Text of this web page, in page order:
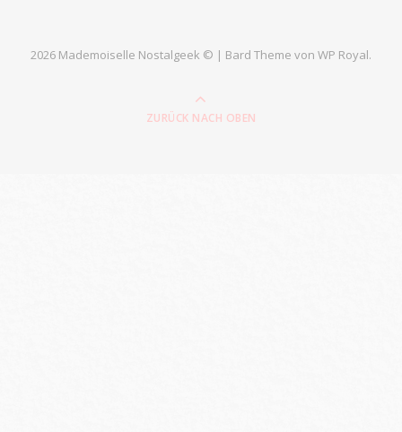
2026 Mademoiselle Nostalgeek © | Bard Theme von WP Royal.
ZURÜCK NACH OBEN